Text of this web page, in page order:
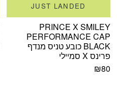
JUST LANDED
PRINCE X SMILEY
PERFORMANCE CAP
BLACK כובע טניס מנדף
פרינס X סמיילי
₪80